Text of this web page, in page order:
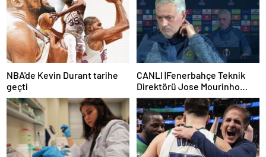
NBA'de Kevin Durant tarihe
geçti
CANLI |Fenerbahçe Teknik
Direktörü Jose Mourinho
basın toplantısı düzenliyor